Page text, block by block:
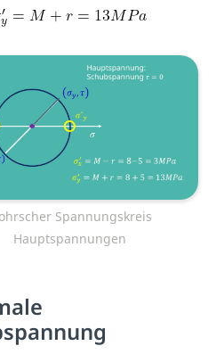
Spannungskreis
Hauptspannungen